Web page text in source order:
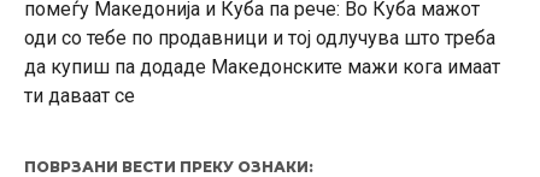
помеѓу Македонија и Куба па рече: Во Куба мажот
оди со тебе по продавници и тој одлучува што треба
да купиш па додаде Македонските мажи кога имаат
ти даваат се
ПОВРЗАНИ ВЕСТИ ПРЕКУ ОЗНАКИ: